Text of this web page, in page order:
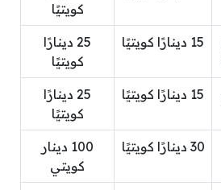
كويتيًا
15 دينارًا كويتيًا
25 دينارًا
كويتيًا
15 دينارًا كويتيًا
25 دينارًا
كويتيًا
30 دينارًا كويتيًا
100 دينار
كويتي